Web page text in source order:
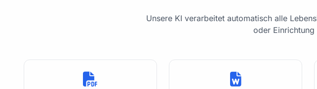
Unsere KI verarbeitet automatisch alle
oder